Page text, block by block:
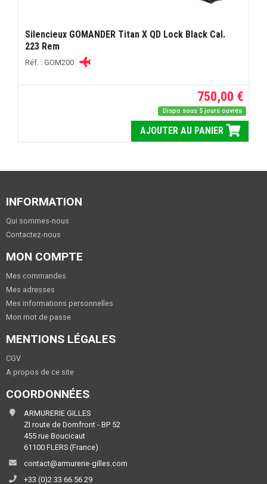
Silencieux GOMANDER Titan X QD Lock Black Cal.
223 Rem
Réf. : GOM200
750,00 €
Dispo sous 5 jours ouvrés
AJOUTER AU PANIER
INFORMATION
Qui sommes-nous
Contactez-nous
MON COMPTE
Mes commandes
Mes adresses
Mes informations personnelles
Mon mot de passe
MENTIONS LÉGALES
CGV
A propos de ce site
COORDONNÉES
ARMURERIE GILLES
ZI route de Domfront - BP 52
455 rue Boucicaut
61100 FLERS (France)
contact@armurerie-gilles.com
+33 (0)2 33 66 56 29